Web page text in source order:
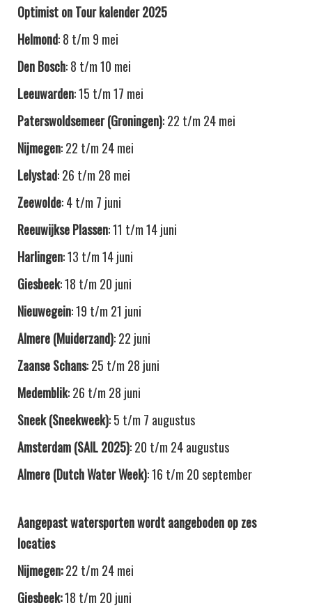
Optimist on Tour kalender 2025
Helmond: 8 t/m 9 mei​
Den Bosch: 8 t/m 10 mei​
Leeuwarden: 15 t/m 17 mei​
Paterswoldsemeer (Groningen): 22 t/m 24 mei​
Nijmegen: 22 t/m 24 mei​
Lelystad: 26 t/m 28 mei​
Zeewolde: 4 t/m 7 juni​
Reeuwijkse Plassen: 11 t/m 14 juni​
Harlingen: 13 t/m 14 juni​
Giesbeek: 18 t/m 20 juni​
Nieuwegein: 19 t/m 21 juni​
Almere (Muiderzand): 22 juni​
Zaanse Schans: 25 t/m 28 juni​
Medemblik: 26 t/m 28 juni
Sneek (Sneekweek): 5 t/m 7 augustus​
Amsterdam (SAIL 2025): 20 t/m 24 augustus​
Almere (Dutch Water Week): 16 t/m 20 september​
Aangepast watersporten wordt aangeboden op zes
locaties
Nijmegen:22 t/m 24 mei
Giesbeek:18 t/m 20 juni